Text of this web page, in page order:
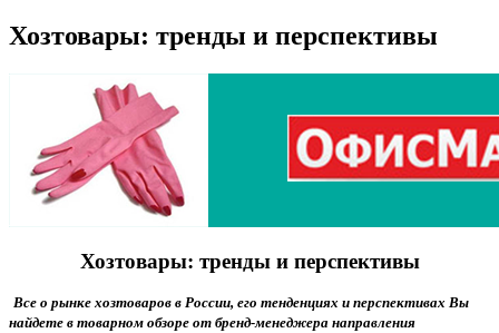
Хозтовары: тренды и перспективы
Хозтовары: тренды и перспективы
Все о рынке хозтоваров в России, его тенденциях и перспективах Вы
найдете в товарном обзоре от бренд-менеджера направления